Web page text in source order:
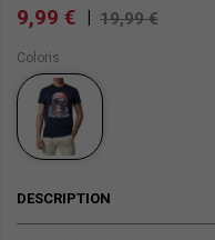
9,99 € 19,99 €
Coloris
DESCRIPTION